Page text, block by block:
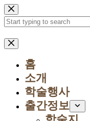
본
문
으
로
건
결
홈
소개
학술행사
출간정보